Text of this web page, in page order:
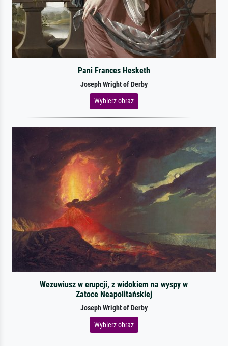
Pani Frances Hesketh
Joseph Wright of Derby
Wybierz obraz
Wezuwiusz w erupcji, z widokiem na wyspy w
Zatoce Neapolitańskiej
Joseph Wright of Derby
Wybierz obraz